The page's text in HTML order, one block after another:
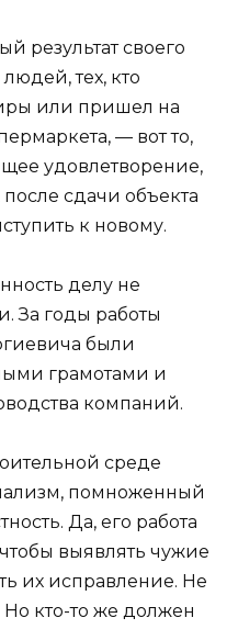
результат своего
тех, кто
или пришел на
— вот то,
удовлетворение,
сдачи объекта
к новому.
делу не
За годы работы
были
грамотами и
компаний.
среде
помноженный
Да, его работа
выявлять чужие
их исправление. Не
кто-то же должен